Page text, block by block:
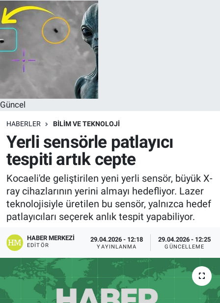
Güncel
HABERLER BILIM VE TEKNOLOJI
Yerli sensörle patlayıcı
tespiti artık cepte
Kocaeli'de geliştirilen yeni yerli sensör, büyük X-
ray cihazlarının yerini almayı hedefliyor. Lazer
teknolojisiyle üretilen bu sensör, yalnızca hedef
patlayıcıları seçerek anlık tespit yapabiliyor.
HABER MERKEZI
EDITÖR
29.04.2026 - 12:18
YAYINLANMA
29.04.2026 - 12:25
GÜNCELLEME